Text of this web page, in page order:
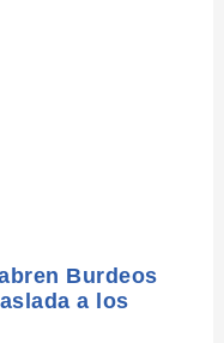
Burdeos
a los